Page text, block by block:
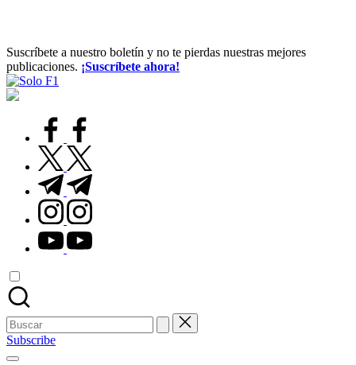
Suscríbete a nuestro boletín y no te pierdas nuestras mejores
publicaciones. ¡Suscríbete ahora!
Para
facebook.com
twitter.com
t.me
instagram.com
youtube.com
Buscar:
Subscribe